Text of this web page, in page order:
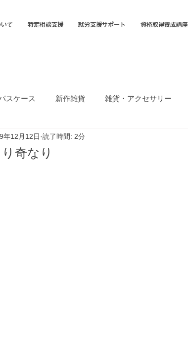
て 特定相談支援 就労支援サポート 資格取得養成講座
スケース 新作雑貨 雑貨・アクセサリー
オカTシャツマーケット
奇なり
年12月12日 読了時間: 2分